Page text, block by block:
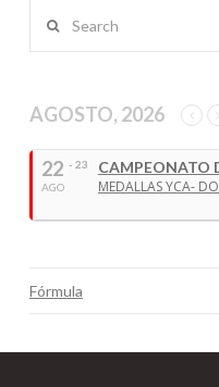
AGOSTO, 2026
22
AGO
- 23
CAMPEONATO
MEDALLAS YCA-
Fórmula